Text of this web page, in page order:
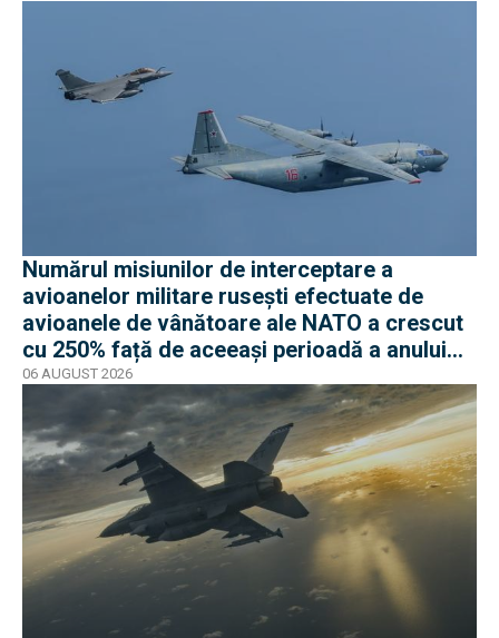
Numărul misiunilor de interceptare a
avioanelor militare rusești efectuate de
avioanele de vânătoare ale NATO a crescut
cu 250% față de aceeași perioadă a anului
trecut
06 AUGUST 2026